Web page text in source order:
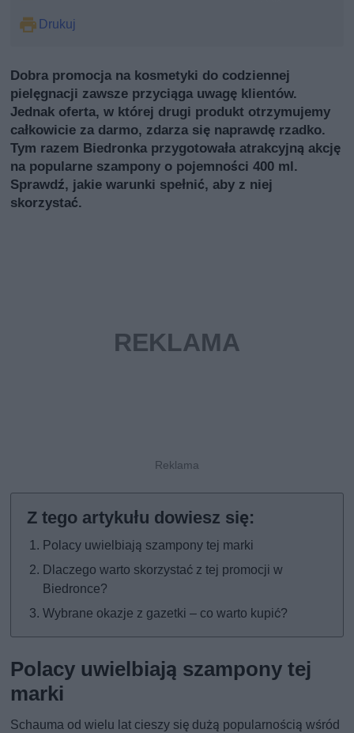
Drukuj
Dobra promocja na kosmetyki do codziennej
pielęgnacji zawsze przyciąga uwagę klientów.
Jednak oferta, w której drugi produkt otrzymujemy
całkowicie za darmo, zdarza się naprawdę rzadko.
Tym razem Biedronka przygotowała atrakcyjną akcję
na popularne szampony o pojemności 400 ml.
Sprawdź, jakie warunki spełnić, aby z niej
skorzystać.
Polacy uwielbiają szampony tej marki
Dlaczego warto skorzystać z tej promocji w
Biedronce?
Wybrane okazje z gazetki – co warto kupić?
Polacy uwielbiają szampony tej
marki
Schauma od wielu lat cieszy się dużą popularnością wśród